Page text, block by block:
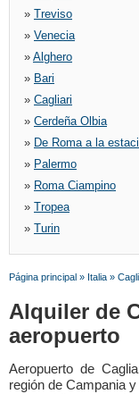
» Treviso
» Venecia
» Alghero
» Bari
» Cagliari
» Cerdeña Olbia
» De Roma a la
» Palermo
» Roma Ciampino
» Tropea
» Turin
Página principal » Italia »
Alquiler de
aeropuerto
Aeropuerto de
región de Campania